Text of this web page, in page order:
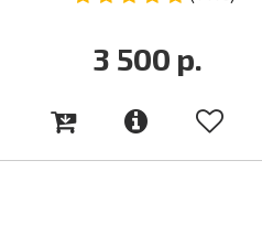
3 500 р.